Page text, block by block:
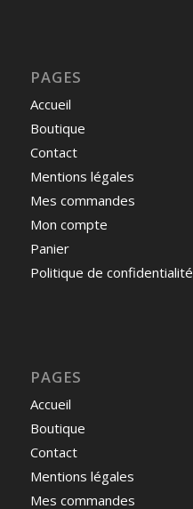
PAGES
Accueil
Boutique
Contact
Mentions légales
Mes commandes
Mon compte
Panier
Politique de confidentialité
PAGES
Accueil
Boutique
Contact
Mentions légales
Mes commandes